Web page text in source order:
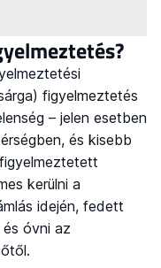
figyelmeztetés
– jelen esetben
és kisebb
kerülni a
idején, fedett
óvni az